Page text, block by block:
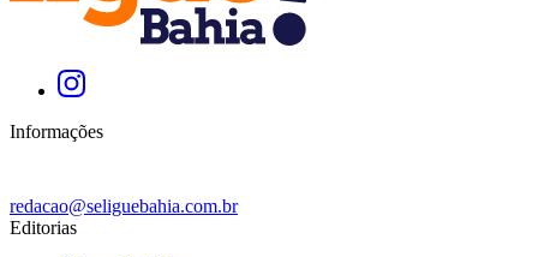
Informações
redacao@seliguebahia.com.br
Editorias